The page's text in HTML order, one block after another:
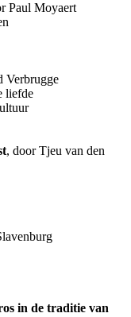
Paul Moyaert
Verbrugge
liefde
, door Tjeu van den
in de traditie van